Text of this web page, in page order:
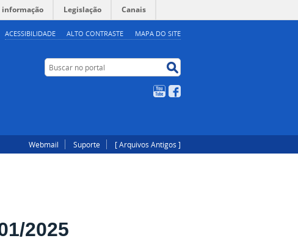
ACESSIBILIDADE ALTO CONTRASTE MAPA DO SITE
informação Legislação Canais
Buscar no portal
YouTube
Webmail Suporte [ Arquivos Antigos ]
2025